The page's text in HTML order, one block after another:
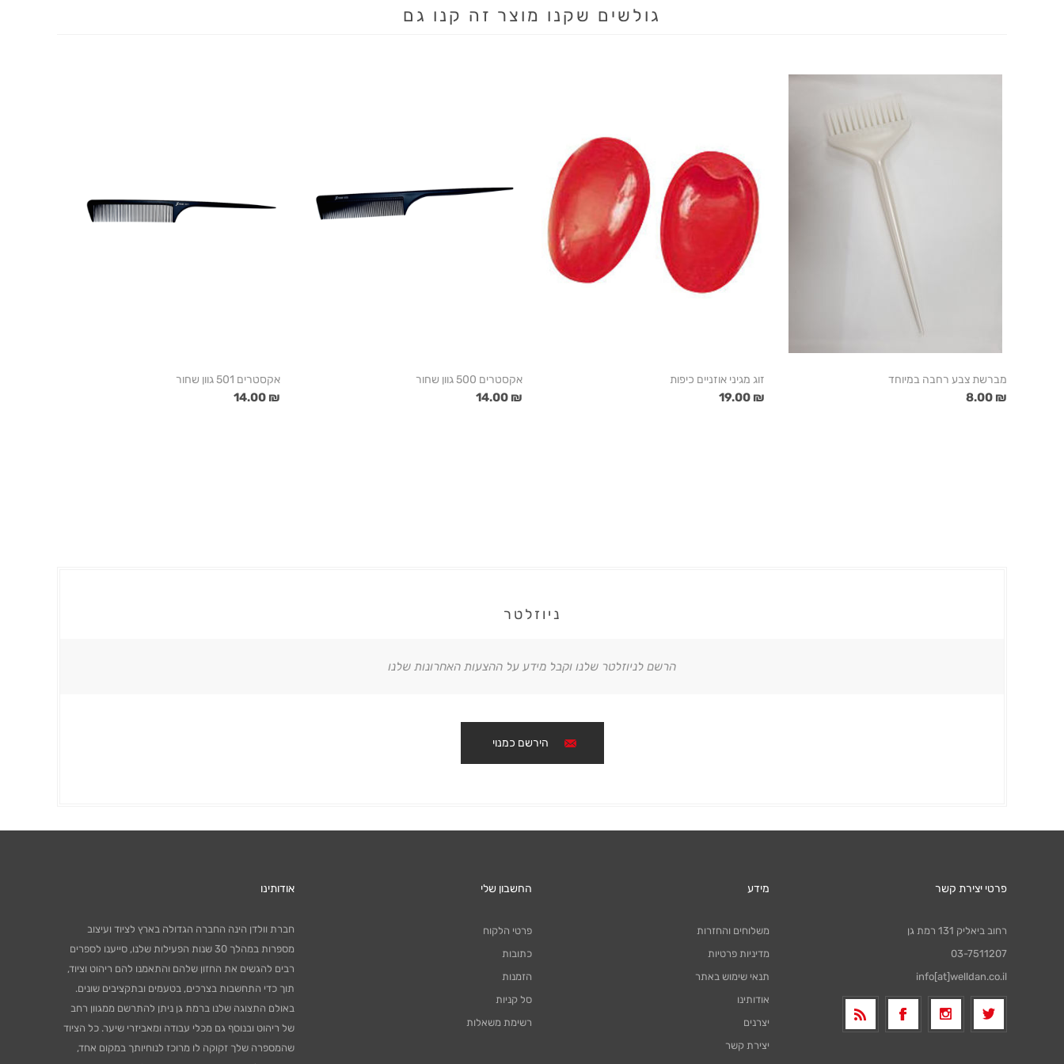
גולשים שקנו מוצר זה קנו גם
מברשת צבע רחבה במיוחד
₪ 8.00
זוג מגיני אוזניים כיפות
₪ 19.00
אקסטרים 500 גוון שחור
₪ 14.00
אקסטרים 501 גוון שחור
₪ 14.00
ניוזלטר
הרשם לניוזלטר שלנו וקבל מידע על ההצעות האחרונות שלנו
הירשם כמנוי
פרטי יצירת קשר
רחוב ביאליק 131 רמת גן
03-7511207
info[at]welldan.co.il
מידע
משלוחים והחזרות
מדיניות פרטיות
תנאי שימוש באתר
אודותינו
יצרנים
יצירת קשר
החשבון שלי
פרטי הלקוח
כתובות
הזמנות
סל קניות
רשימת משאלות
אודותינו
חברת וולדן הינה החברה הגדולה בארץ לציוד ועיצוב
מספרות במהלך 30 שנות הפעילות שלנו, סייענו לספרים
רבים להגשים את החזון שלהם והתאמנו להם ריהוט וציוד,
תוך כדי התחשבות בצרכים, בטעמים ובתקציבים שונים.
באולם התצוגה שלנו ברמת גן ניתן להתרשם ממגוון רחב
של ריהוט ובנוסף גם מכלי עבודה ומאביזרי שיער. כל הציוד
שהמספרה שלך זקוקה לו מרוכז לנוחיותך במקום אחד,